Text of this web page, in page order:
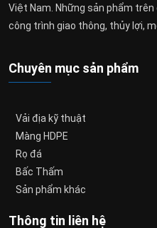
Việt Nam. Những sản phẩm
công trình giao thông, thủy lợi,
Chuyên mục sản phẩm
Vải địa kỹ thuật
Màng HDPE
Rọ đá
Bấc Thấm
Sản phẩm khác
Thông tin liên hệ